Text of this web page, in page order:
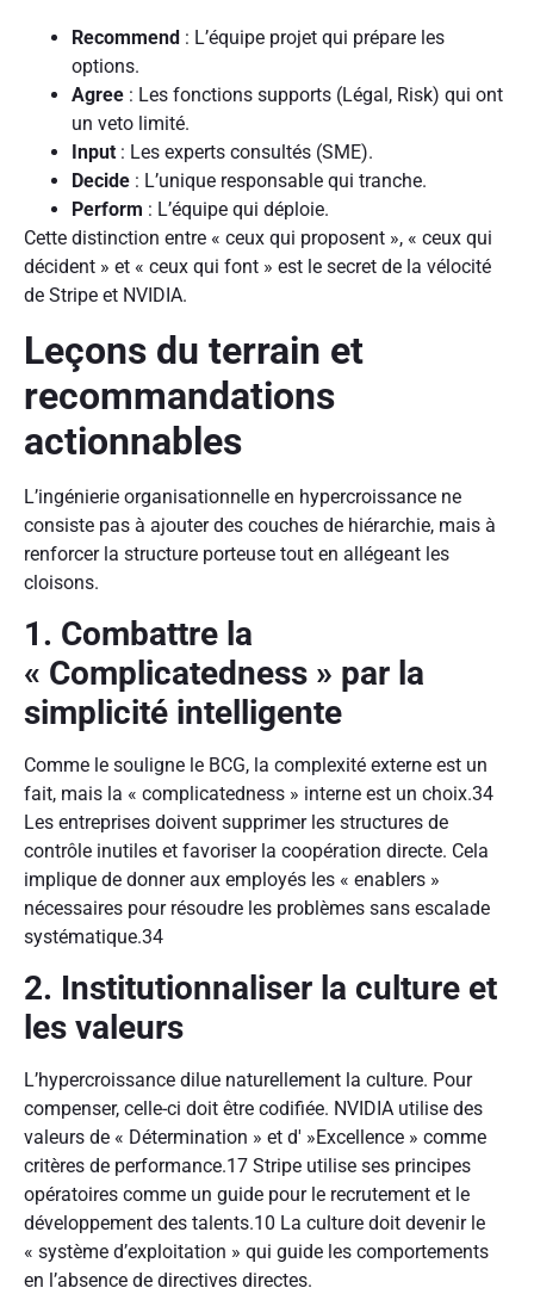
Recommend : L’équipe projet qui prépare les
options.
Agree : Les fonctions supports (Légal, Risk) qui ont
un veto limité.
Input : Les experts consultés (SME).
Decide : L’unique responsable qui tranche.
Perform : L’équipe qui déploie.
Cette distinction entre « ceux qui proposent », « ceux qui
décident » et « ceux qui font » est le secret de la vélocité
de Stripe et NVIDIA.
Leçons du terrain et
recommandations
actionnables
L’ingénierie organisationnelle en hypercroissance ne
consiste pas à ajouter des couches de hiérarchie, mais à
renforcer la structure porteuse tout en allégeant les
cloisons.
1. Combattre la
« Complicatedness » par la
simplicité intelligente
Comme le souligne le BCG, la complexité externe est un
fait, mais la « complicatedness » interne est un choix.34
Les entreprises doivent supprimer les structures de
contrôle inutiles et favoriser la coopération directe. Cela
implique de donner aux employés les « enablers »
nécessaires pour résoudre les problèmes sans escalade
systématique.34
2. Institutionnaliser la culture et
les valeurs
L’hypercroissance dilue naturellement la culture. Pour
compenser, celle-ci doit être codifiée. NVIDIA utilise des
valeurs de « Détermination » et d' »Excellence » comme
critères de performance.17 Stripe utilise ses principes
opératoires comme un guide pour le recrutement et le
développement des talents.10 La culture doit devenir le
« système d’exploitation » qui guide les comportements
en l’absence de directives directes.